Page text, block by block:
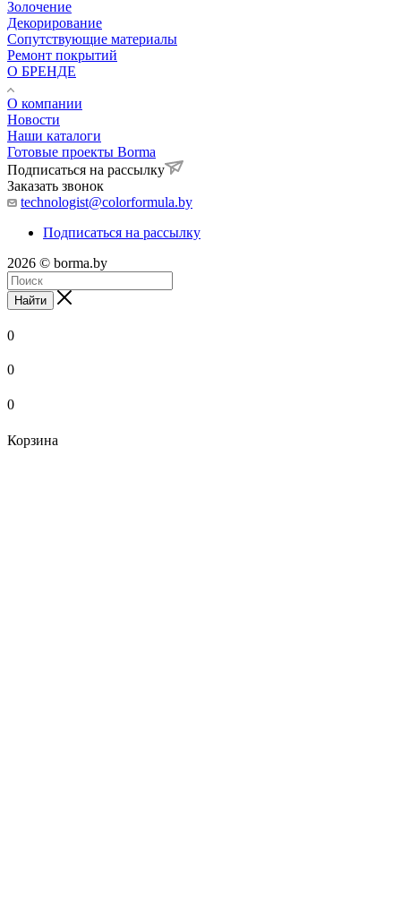
Золочение
Декорирование
Сопутствующие материалы
Ремонт покрытий
О БРЕНДЕ
О компании
Новости
Наши каталоги
Готовые проекты Borma
Подписаться на рассылку
Заказать звонок
technologist@colorformula.by
Подписаться на рассылку
2026 © borma.by
Найти
0
0
0
Корзина